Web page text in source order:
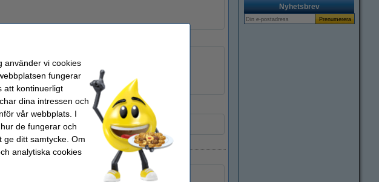
Vårt artikelnr:
Nummer:
Nyhetsbrev
använder vi cookies
fungerar
att kontinuerligt
dina intressen och
vår webbplats. I
de fungerar och
ge ditt samtycke. Om
analytiska cookies